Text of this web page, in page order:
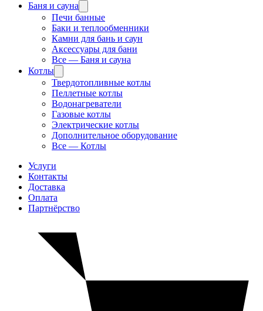
Баня и сауна
Печи банные
Баки и теплообменники
Камни для бань и саун
Аксессуары для бани
Все — Баня и сауна
Котлы
Твердотопливные котлы
Пеллетные котлы
Водонагреватели
Газовые котлы
Электрические котлы
Дополнительное оборудование
Все — Котлы
Услуги
Контакты
Доставка
Оплата
Партнёрство